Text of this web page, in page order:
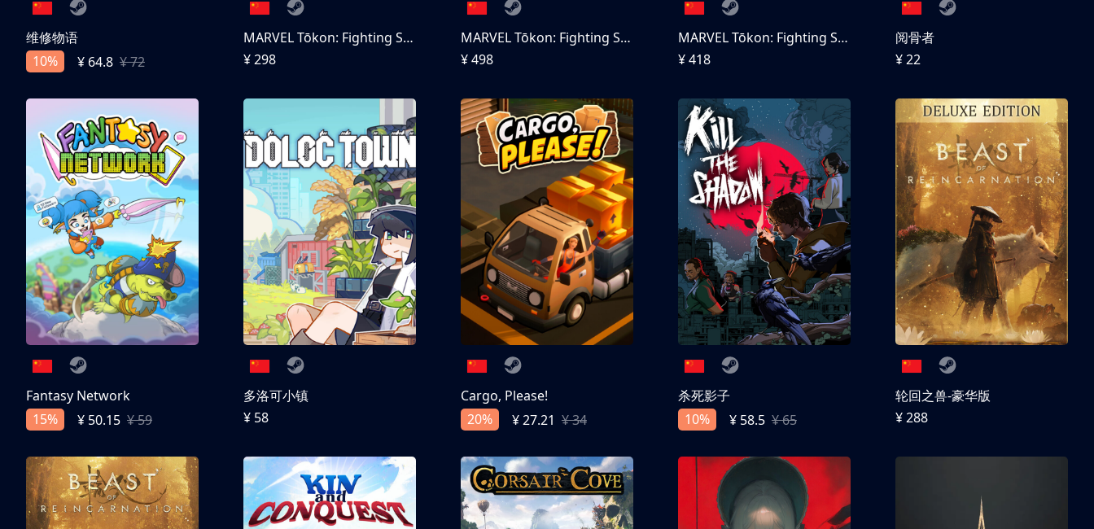
维修物语
10%
¥ 64.8 ¥ 72
MARVEL Tōkon: Fighting Souls
¥ 298
MARVEL Tōkon: Fighting Souls 终极版
¥ 498
MARVEL Tōkon: Fighting Souls 数字豪华版
¥ 418
阅骨者
¥ 22
Fantasy Network
15%
¥ 50.15 ¥ 59
多洛可小镇
¥ 58
Cargo, Please!
20%
¥ 27.21 ¥ 34
杀死影子
10%
¥ 58.5 ¥ 65
轮回之兽-豪华版
¥ 288